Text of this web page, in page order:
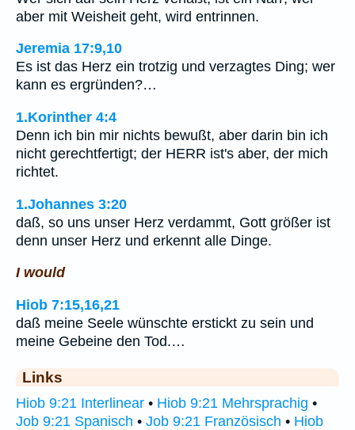
aber mit Weisheit geht, wird entrinnen.
Jeremia 17:9,10
Es ist das Herz ein trotzig und verzagtes Ding; wer
kann es ergründen?…
1.Korinther 4:4
Denn ich bin mir nichts bewußt, aber darin bin ich
nicht gerechtfertigt; der HERR ist's aber, der mich
richtet.
1.Johannes 3:20
daß, so uns unser Herz verdammt, Gott größer ist
denn unser Herz und erkennt alle Dinge.
I would
Hiob 7:15,16,21
daß meine Seele wünschte erstickt zu sein und
meine Gebeine den Tod.…
Links
Hiob 9:21 Interlinear • Hiob 9:21 Mehrsprachig •
Job 9:21 Spanisch • Job 9:21 Französisch • Hiob